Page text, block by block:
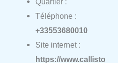
Téléphone :
+33553680010
Site internet :
https://www.callisto